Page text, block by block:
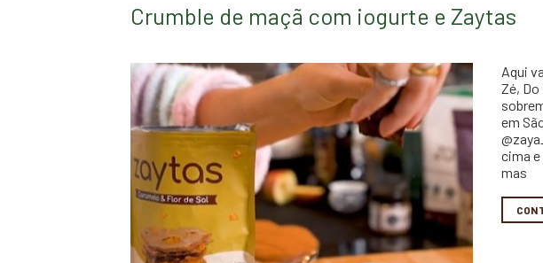
Crumble de maçã com iogurte e Zaytas
Aqui
Zé, Do
em
cima
mas